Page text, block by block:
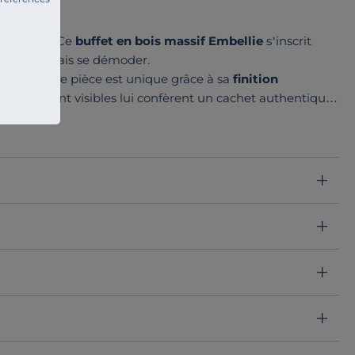
. Ce buffet en bois massif Embellie s’inscrit
jamais se démoder.
. Chaque pièce est unique grâce à safinition
visibles lui confèrent un cachet authentique,
que trois portes et trois tiroirs accueillent vaisselle ou